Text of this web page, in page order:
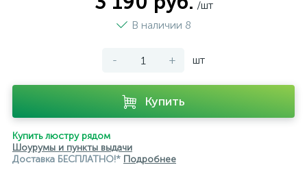
модульные трековые подвесные трековые
светильники для модульной системы
черные ЭРА Crystal Lux Ambrella
/шт
В наличии 8
- + шт
Купить
Купить люстру рядом
Шоурумы и пункты выдачи
Доставка БЕСПЛАТНО!* Подробнее